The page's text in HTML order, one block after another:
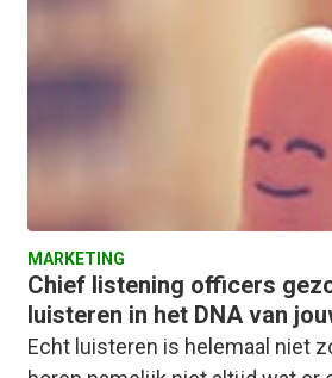
MARKETING
Chief listening officers
luisteren in het DNA van
Echt luisteren is helemaal niet